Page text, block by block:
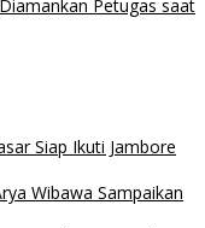
Petugas saat
Siap Ikuti Jambore
Wibawa Sampaikan